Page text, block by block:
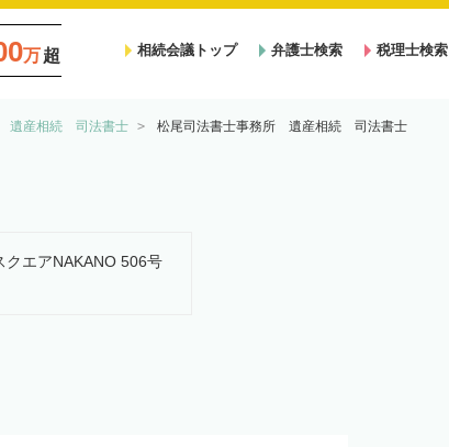
万超 相続会議トップ 弁護士検索 税理士検索
遺産相続 司法書士 松尾司法書士事務所 遺産相続 司法書士
エアNAKANO 506号